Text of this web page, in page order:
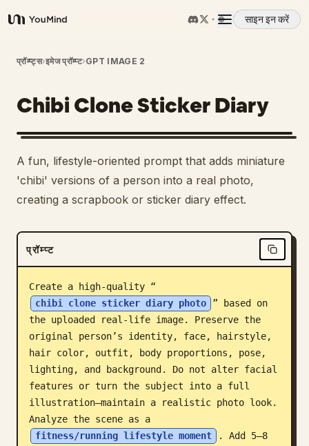
YouMind
साइन इन करें
अवलोकन
उपयोग के मामले
प्रॉम्प्ट
मूल्य निर्धारण
डाउनलोड
अपडेट
प्रॉम्प्ट्स›इमेज प्रॉम्प्ट›GPT IMAGE 2
Chibi Clone Sticker Diary
A fun, lifestyle-oriented prompt that adds miniature
'chibi' versions of a person into a real photo,
creating a scrapbook or sticker diary effect.
प्रॉम्प्ट
Create a high-quality “
chibi clone sticker diary photo
” based on
the uploaded real-life image. Preserve the
original person’s identity, face, hairstyle,
hair color, outfit, body proportions, pose,
lighting, and background. Do not alter facial
features or turn the subject into a full
illustration—maintain a realistic photo look.
Analyze the scene as a
fitness/running lifestyle moment
. Add 5–8